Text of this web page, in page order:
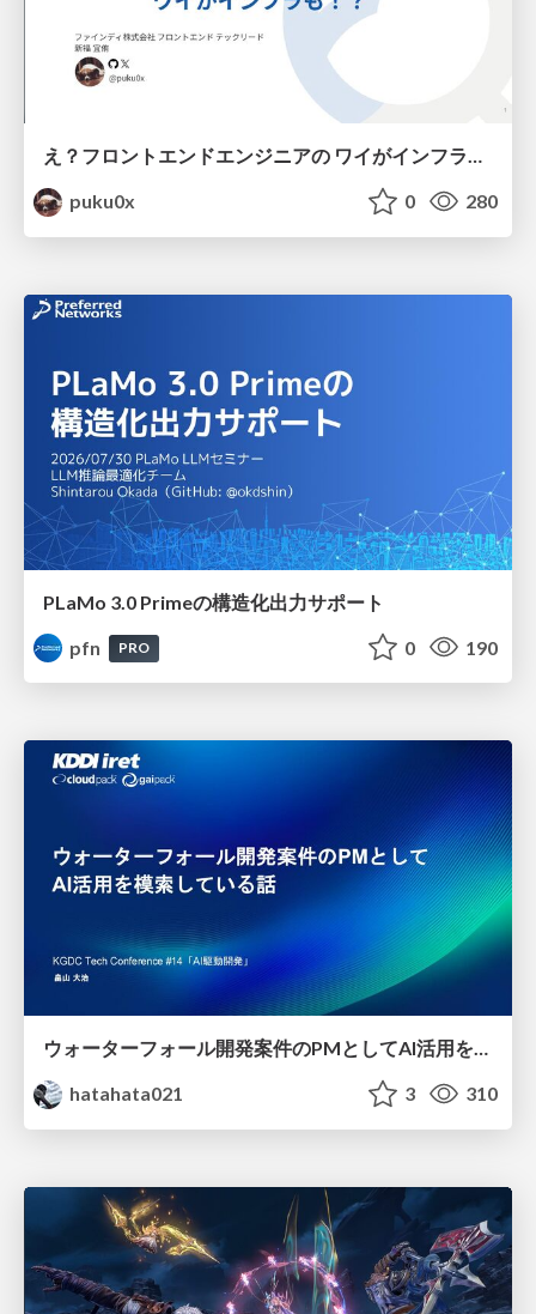
え？フロントエンドエンジニアの ワイがインフラも！？
puku0x
0 280
PLaMo 3.0 Primeの構造化出力サポート
pfn
PRO 0 190
ウォーターフォール開発案件のPMとしてAI活用を模索している話
hatahata021
3 310